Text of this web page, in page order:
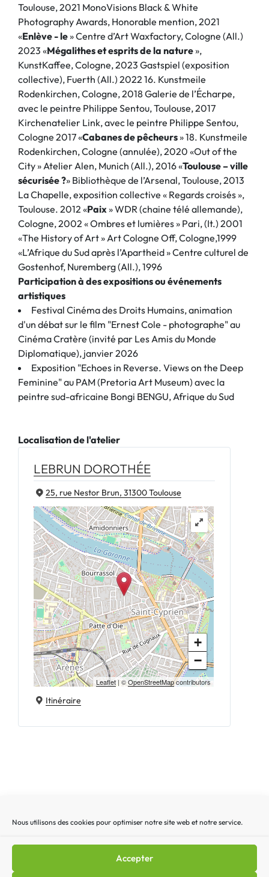
Nous utilisons des cookies pour optimiser notre site web et notre service.
Accepter
Toulouse, 2021 MonoVisions Black & White
Photography Awards, Honorable mention, 2021
«Enlève - le» Centre d’Art Waxfactory, Cologne (All.)
2023 «Mégalithes et esprits de la nature»,
KunstKaffee, Cologne, 2023 Gastspiel (exposition
collective), Fuerth (All.) 2022 16. Kunstmeile
Rodenkirchen, Cologne, 2018 Galerie de l’Écharpe,
avec le peintre Philippe Sentou, Toulouse, 2017
Kirchenatelier Link, avec le peintre Philippe Sentou,
Cologne 2017 «Cabanes de pêcheurs» 18. Kunstmeile
Rodenkirchen, Cologne (annulée), 2020 «Out of the
City » Atelier Alen, Munich (All.), 2016 «Toulouse – ville
sécurisée ?» Bibliothèque de l’Arsenal, Toulouse, 2013
La Chapelle, exposition collective « Regards croisés »,
Toulouse. 2012 «Paix » WDR (chaine télé allemande),
Cologne, 2002 « Ombres et lumières » Pari, (It.) 2001
«The History of Art » Art Cologne Off, Cologne,1999
«L’Afrique du Sud après l’Apartheid » Centre culturel de
Gostenhof, Nuremberg (All.), 1996
Participation à des expositions ou événements
artistiques
Festival Cinéma des Droits Humains, animation
d'un débat sur le film "Ernest Cole - photographe" au
Cinéma Cratère (invité par Les Amis du Monde
Diplomatique), janvier 2026
Exposition "Echoes in Reverse. Views on the Deep
Feminine" au PAM (Pretoria Art Museum) avec la
peintre sud-africaine Bongi BENGU, Afrique du Sud
Localisation de l'atelier
LEBRUN DOROTHÉE
25, rue Nestor Brun, 31300 Toulouse
+
−
Leaflet| ©OpenStreetMapcontributors
Itinéraire
Recherche